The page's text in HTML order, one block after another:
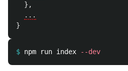
},
...
}
$ npm run index --dev